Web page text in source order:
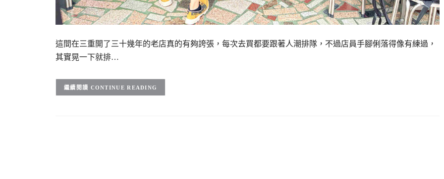
這間在三重開了三十幾年的老店真的有夠誇張，每次去買都要跟著人潮排隊，不過店員手腳俐落得像有練過，
其實晃一下就排…
CONTINUE READING